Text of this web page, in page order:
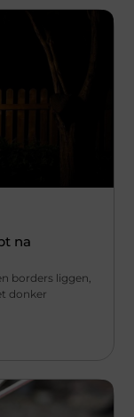
na
borders liggen,
donker